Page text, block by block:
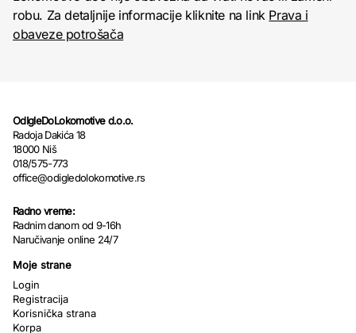
robu. Za detaljnije informacije kliknite na link Prava i
obaveze potrošača
OdIgleDoLokomotive d.o.o.
Radoja Dakića 18
18000 Niš
018/575-773
office@odigledolokomotive.rs
Radno vreme:
Radnim danom od 9-16h
Naručivanje online 24/7
Moje strane
Login
Registracija
Korisnička strana
Korpa